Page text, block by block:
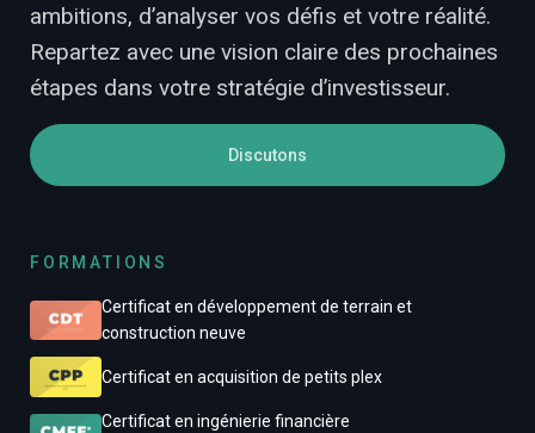
ambitions, d’analyser vos défis et votre réalité.
Repartez avec une vision claire des prochaines
étapes dans votre stratégie d’investisseur.
Discutons
FORMATIONS
Certificat en développement de terrain et
construction neuve
Certificat en acquisition de petits plex
Certificat en ingénierie financière